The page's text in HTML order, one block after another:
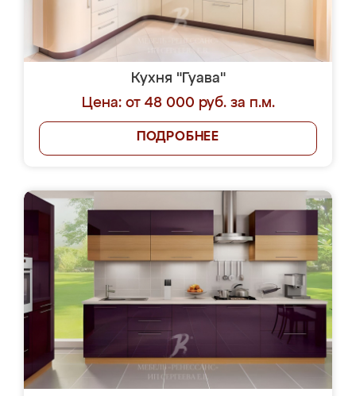
Кухня "Гуава"
Цена: от 48 000 руб. за п.м.
ПОДРОБНЕЕ